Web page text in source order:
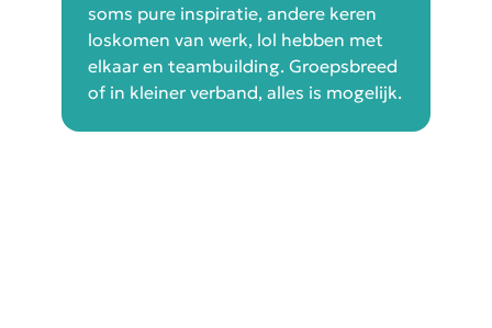
soms pure inspiratie, andere keren
loskomen van werk, lol hebben met
elkaar en teambuilding. Groepsbreed
of in kleiner verband, alles is mogelijk.